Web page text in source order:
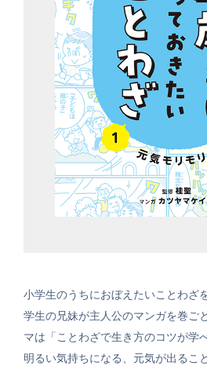
小学生のうちにおぼえたいことわざ
学生の兄妹が主人公のマンガを巻ご
マは「ことわざで生き方のコツが学
明るい気持ちになる、元気が出るこ